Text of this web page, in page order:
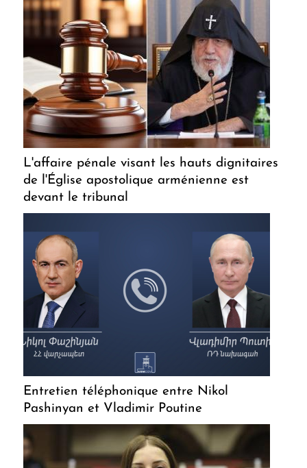
L'affaire pénale visant les hauts dignitaires
de l'Église apostolique arménienne est
devant le tribunal
Entretien téléphonique entre Nikol
Pashinyan et Vladimir Poutine